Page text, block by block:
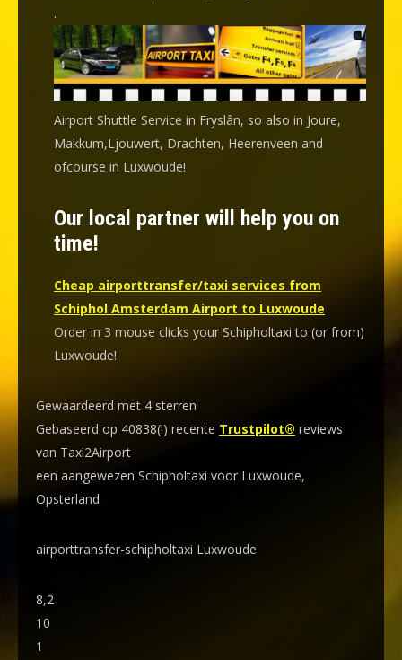
.
Airport Shuttle Service in Fryslân, so also in Joure,
Makkum,Ljouwert, Drachten, Heerenveen and
ofcourse in Luxwoude!
Our local partner will help you on
time!
Cheap airporttransfer/taxi services from
Schiphol Amsterdam Airport to Luxwoude
Order in 3 mouse clicks your Schipholtaxi to (or from)
Luxwoude!
Gewaardeerd met 4 sterren
Gebaseerd op 40838(!) recente Trustpilot® reviews
van Taxi2Airport
een aangewezen Schipholtaxi voor Luxwoude,
Opsterland
airporttransfer-schipholtaxi Luxwoude
8,2
10
1